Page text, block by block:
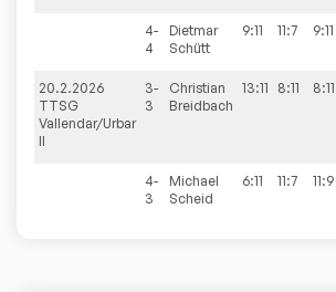
4-
4
Dietmar
Schütt
9:11 11:7 9:11
20.2.2026
TTSG
Vallendar/Urbar
II
3-
3
Christian
Breidbach
13:11 8:11 8:11
4-
3
Michael
Scheid
6:11 11:7 11:9